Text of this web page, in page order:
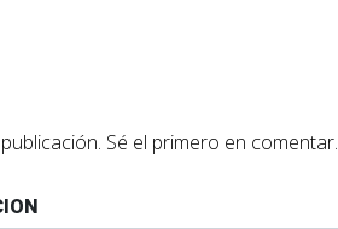
Sé el primero en comentar.